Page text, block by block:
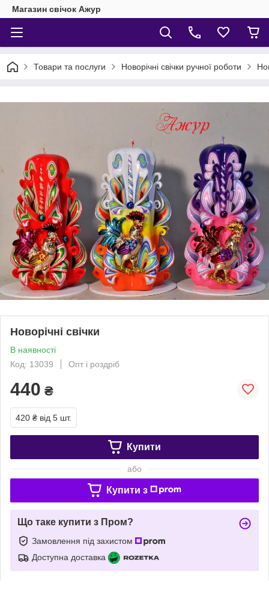
Магазин свічок Ажур
Товари та послуги Новорічні свічки ручної роботи
Новорічні свічки
В наявності
Код: 13039
Опт і роздріб
440 ₴
420 ₴ від 5 шт.
Купити
або
Купити з
Що таке купити з Пром?
Замовлення під захистом
Доступна доставка